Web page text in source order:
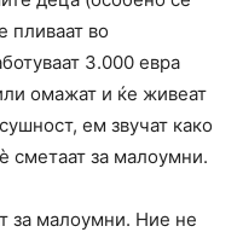
пливаат во
3.000 евра
омажат и ќе живеат
ем звучат како
сметаат за малоумни.
за малоумни. Ние не